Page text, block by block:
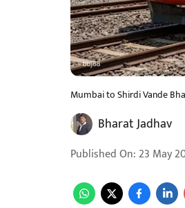
Mumbai to Shirdi Vande
Bharat Jadhav
Published On: 23 May